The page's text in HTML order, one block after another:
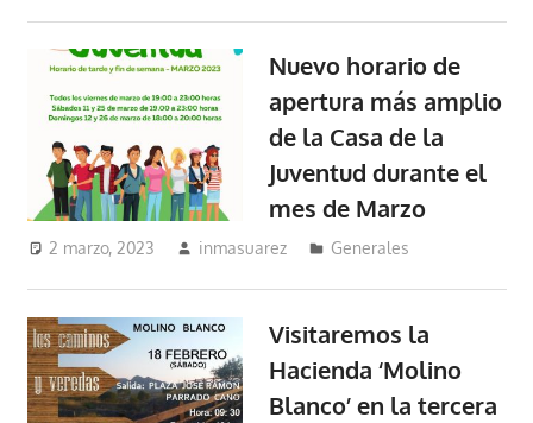
Nuevo horario de
apertura más amplio
de la Casa de la
Juventud durante el
mes de Marzo
2 marzo, 2023 inmasuarez Generales
Visitaremos la
Hacienda ‘Molino
Blanco’ en la tercera